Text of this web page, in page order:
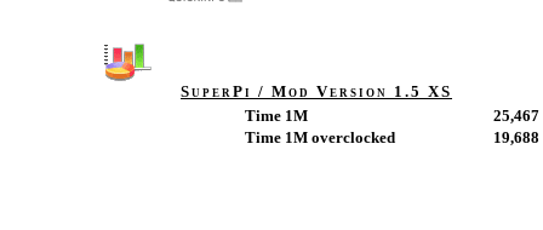
SuperPi / Mod Version 1.5 XS
Time 1M
25,467
Time 1M overclocked
19,688